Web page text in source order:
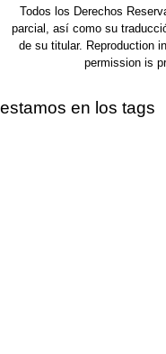
Todos los Derechos
parcial, así como su
de su titular. Reproduction
permission is
estamos en los tags